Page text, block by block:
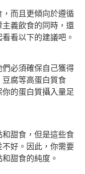
而且更傾向於遵循
義飲食的同時，還
看以下的建議吧。
必須確保自己獲得
豆腐等高蛋白質食
的蛋白質攝入量足
甜食，但是這些食
好。因此，你需要
甜食的純度。